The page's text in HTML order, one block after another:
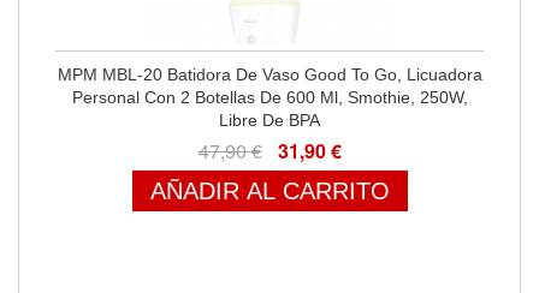
MPM MBL-20 Batidora De Vaso Good To Go, Licuadora
Personal Con 2 Botellas De 600 Ml, Smothie, 250W,
Libre De BPA
47,90 € 31,90 €
AÑADIR AL CARRITO